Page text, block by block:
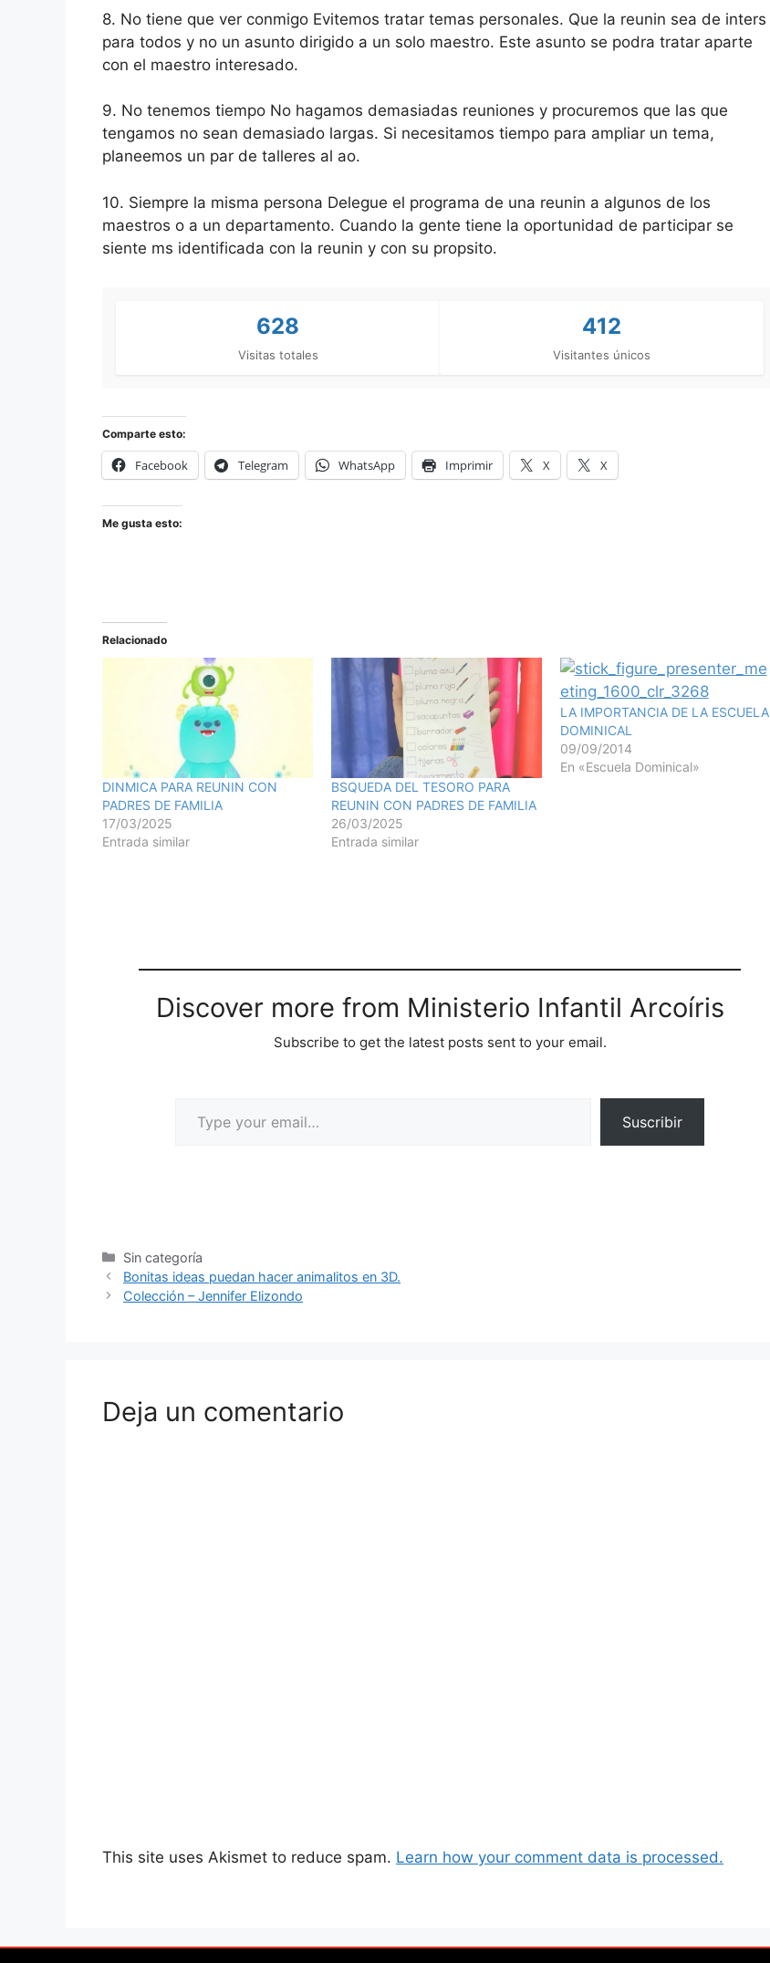
8. No tiene que ver conmigo Evitemos tratar temas personales. Que la reunin sea de inters
para todos y no un asunto dirigido a un solo maestro. Este asunto se podra tratar aparte
con el maestro interesado.
9. No tenemos tiempo No hagamos demasiadas reuniones y procuremos que las que
tengamos no sean demasiado largas. Si necesitamos tiempo para ampliar un tema,
planeemos un par de talleres al ao.
10. Siempre la misma persona Delegue el programa de una reunin a algunos de los
maestros o a un departamento. Cuando la gente tiene la oportunidad de participar se
siente ms identificada con la reunin y con su propsito.
628
Visitas totales
412
Visitantes únicos
Comparte esto:
Facebook Telegram WhatsApp Imprimir X X
Me gusta esto:
Relacionado
DINMICA PARA REUNIN CON
PADRES DE FAMILIA
17/03/2025
Entrada similar
BSQUEDA DEL TESORO PARA
REUNIN CON PADRES DE FAMILIA
26/03/2025
Entrada similar
LA IMPORTANCIA DE LA ESCUELA
DOMINICAL
09/09/2014
En «Escuela Dominical»
Discover more from Ministerio Infantil Arcoíris
Subscribe to get the latest posts sent to your email.
Suscribir
Sin categoría
Bonitas ideas puedan hacer animalitos en 3D.
Colección – Jennifer Elizondo
Deja un comentario
This site uses Akismet to reduce spam. Learn how your comment data is processed.